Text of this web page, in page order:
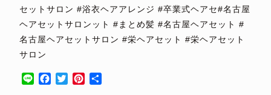
セットサロン #浴衣ヘアアレンジ #卒業式ヘアセ#名古屋
ヘアセットサロンット #まとめ髪 #名古屋ヘアセット #
名古屋ヘアセットサロン #栄ヘアセット #栄ヘアセット
サロン
Line Facebook
TwitterPinterest